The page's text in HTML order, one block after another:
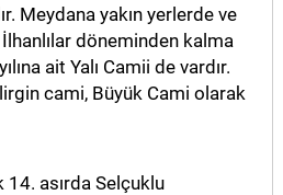
Meydana yakın yerlerde ve
döneminden kalma
ait Yalı Camii de vardır.
cami, Büyük Cami olarak
14. asırda Selçuklu